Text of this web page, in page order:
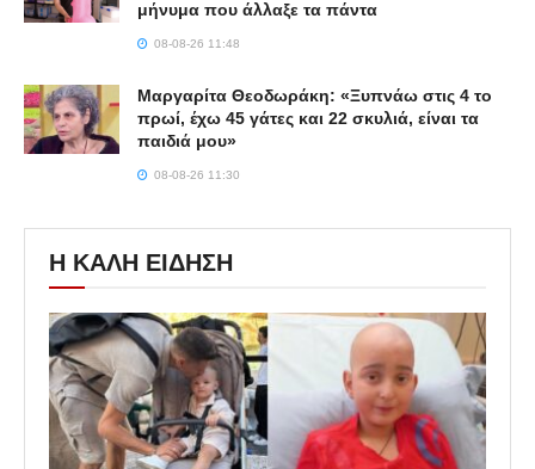
μήνυμα που άλλαξε τα πάντα
08-08-26 11:48
Μαργαρίτα Θεοδωράκη: «Ξυπνάω στις 4 το
πρωί, έχω 45 γάτες και 22 σκυλιά, είναι τα
παιδιά μου»
08-08-26 11:30
Η ΚΑΛΗ ΕΙΔΗΣΗ